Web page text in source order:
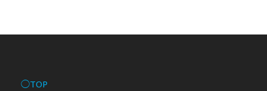
◯TOP